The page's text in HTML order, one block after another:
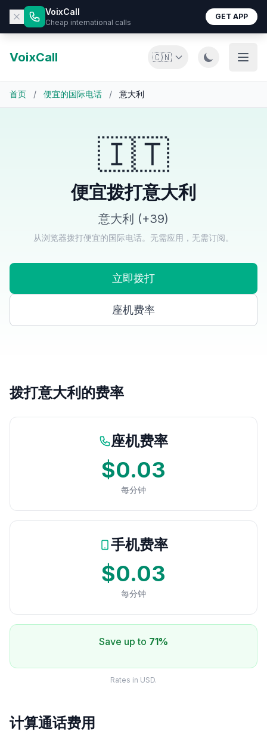
VoixCall
Cheap international calls
GET APP
VoixCall 🇨🇳
首页 / 便宜的国际电话 / 意大利
🇮🇹
便宜拨打意大利
意大利 (+39)
从浏览器拨打便宜的国际电话。无需应用，无需订阅。
立即拨打
座机费率
拨打意大利的费率
座机费率
$0.03
每分钟
手机费率
$0.03
每分钟
Save up to 71%
Rates in USD.
计算通话费用